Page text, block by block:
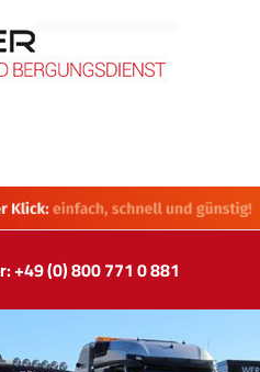
(0) 800 771 0 881